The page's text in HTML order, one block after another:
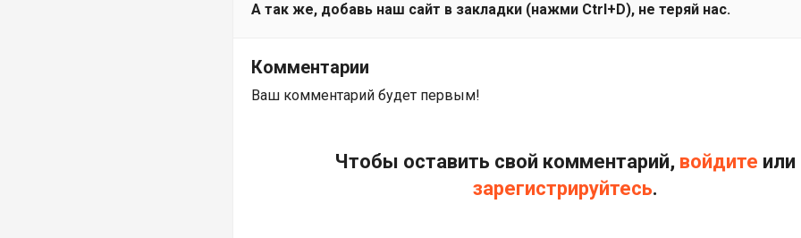
А так же, добавь наш сайт в закладки (нажми Ctrl+D), не теряй нас.
Комментарии
Ваш комментарий будет первым!
Чтобы оставить свой комментарий, войдите или
зарегистрируйтесь.